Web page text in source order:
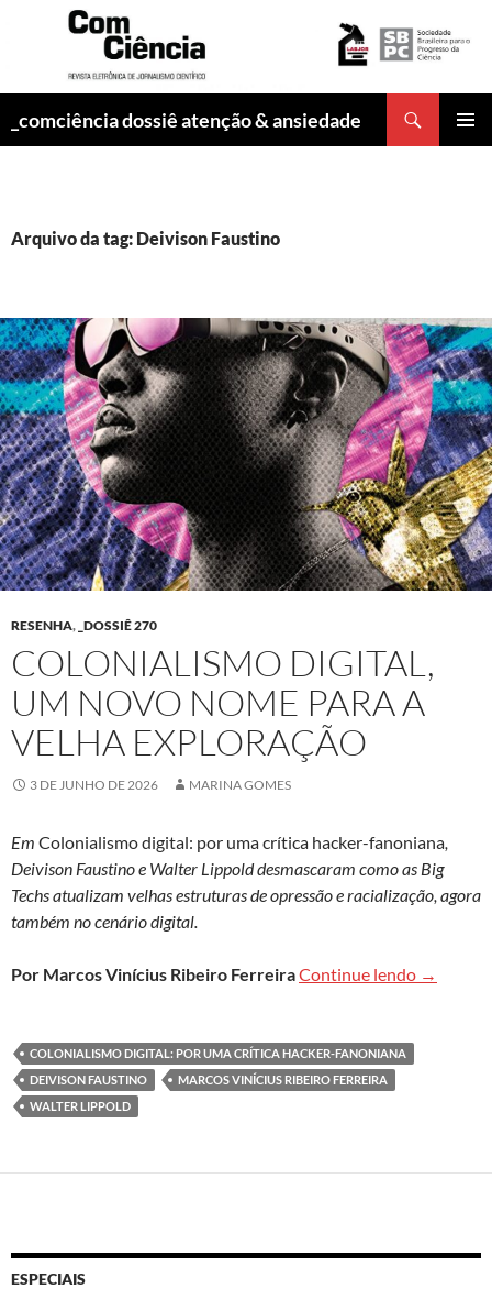
_comciência dossiê atenção & ansiedade
Arquivo da tag: Deivison Faustino
RESENHA, _DOSSIÊ 270
COLONIALISMO DIGITAL,
UM NOVO NOME PARA A
VELHA EXPLORAÇÃO
3 DE JUNHO DE 2026 MARINA GOMES
Em Colonialismo digital: por uma crítica hacker-fanoniana,
Deivison Faustino e Walter Lippold desmascaram como as Big
Techs atualizam velhas estruturas de opressão e racialização, agora
também no cenário digital.
Por Marcos Vinícius Ribeiro FerreiraContinue lendo →
COLONIALISMO DIGITAL: POR UMA CRÍTICA HACKER-FANONIANA
DEIVISON FAUSTINO
MARCOS VINÍCIUS RIBEIRO FERREIRA
WALTER LIPPOLD
ESPECIAIS